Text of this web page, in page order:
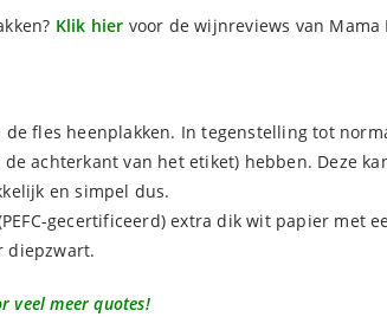
Klik hier voor de wijnreviews van
fles heenplakken. In tegenstelling tot
achterkant van het etiket) hebben. Deze
en simpel dus.
gecertificeerd) extra dik wit papier met
diepzwart.
veel meer quotes!